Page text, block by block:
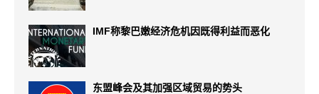
IMF称黎巴嫩经济危机因既得利益而恶化
东盟峰会及其加强区域贸易的势头